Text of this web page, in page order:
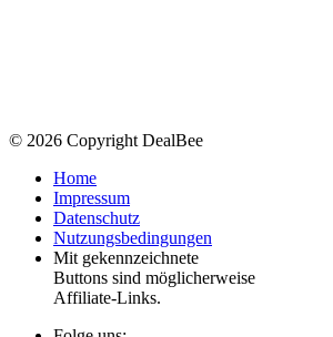
© 2026 Copyright DealBee
Home
Impressum
Datenschutz
Nutzungsbedingungen
Mit gekennzeichnete
Buttons sind möglicherweise
Affiliate-Links.